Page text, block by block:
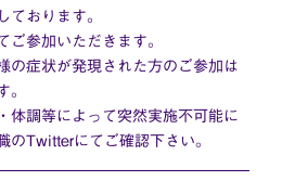
ております。
参加いただきます。
の症状が発現された方のご参加は
。
体調等によって突然実施不可能に
のTwitterにてご確認下さい。